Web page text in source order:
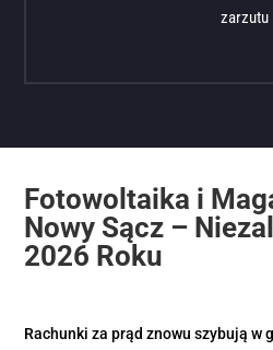
zarzutu
Fotowoltaika i
Nowy Sącz –
2026 Roku
Rachunki za prąd znowu szybują w